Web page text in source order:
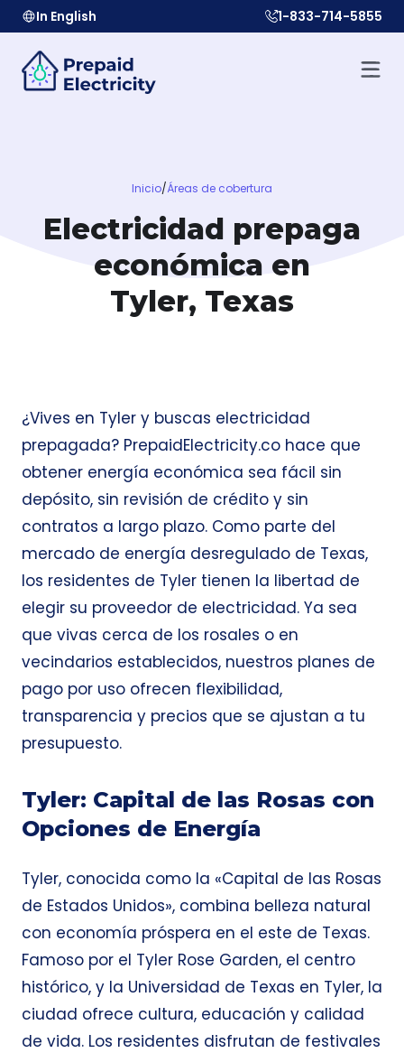
In English 1-833-714-5855
Inicio/Áreas de cobertura
Electricidad prepaga
económica en
Tyler, Texas
¿Vives en Tyler y buscas electricidad
prepagada? PrepaidElectricity.co hace que
obtener energía económica sea fácil sin
depósito, sin revisión de crédito y sin
contratos a largo plazo. Como parte del
mercado de energía desregulado de Texas,
los residentes de Tyler tienen la libertad de
elegir su proveedor de electricidad. Ya sea
que vivas cerca de los rosales o en
vecindarios establecidos, nuestros planes de
pago por uso ofrecen flexibilidad,
transparencia y precios que se ajustan a tu
presupuesto.
Tyler: Capital de las Rosas con
Opciones de Energía
Tyler, conocida como la «Capital de las Rosas
de Estados Unidos», combina belleza natural
con economía próspera en el este de Texas.
Famoso por el Tyler Rose Garden, el centro
histórico, y la Universidad de Texas en Tyler, la
ciudad ofrece cultura, educación y calidad
de vida. Los residentes disfrutan de festivales